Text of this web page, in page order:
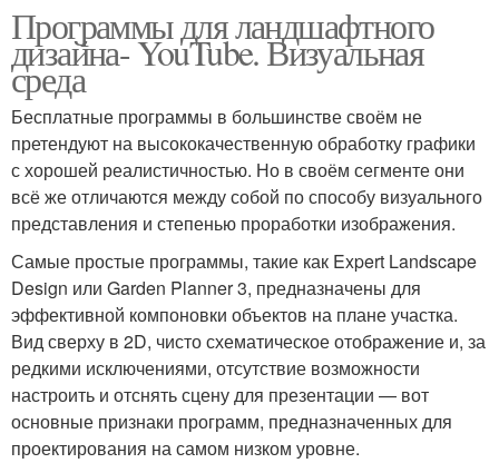
Программы для ландшафтного
дизайна- YouTube. Визуальная
среда
Бесплатные программы в большинстве своём не
претендуют на высококачественную обработку графики
с хорошей реалистичностью. Но в своём сегменте они
всё же отличаются между собой по способу визуального
представления и степенью проработки изображения.
Самые простые программы, такие как Expert Landscape
Design или Garden Planner 3, предназначены для
эффективной компоновки объектов на плане участка.
Вид сверху в 2D, чисто схематическое отображение и, за
редкими исключениями, отсутствие возможности
настроить и отснять сцену для презентации — вот
основные признаки программ, предназначенных для
проектирования на самом низком уровне.